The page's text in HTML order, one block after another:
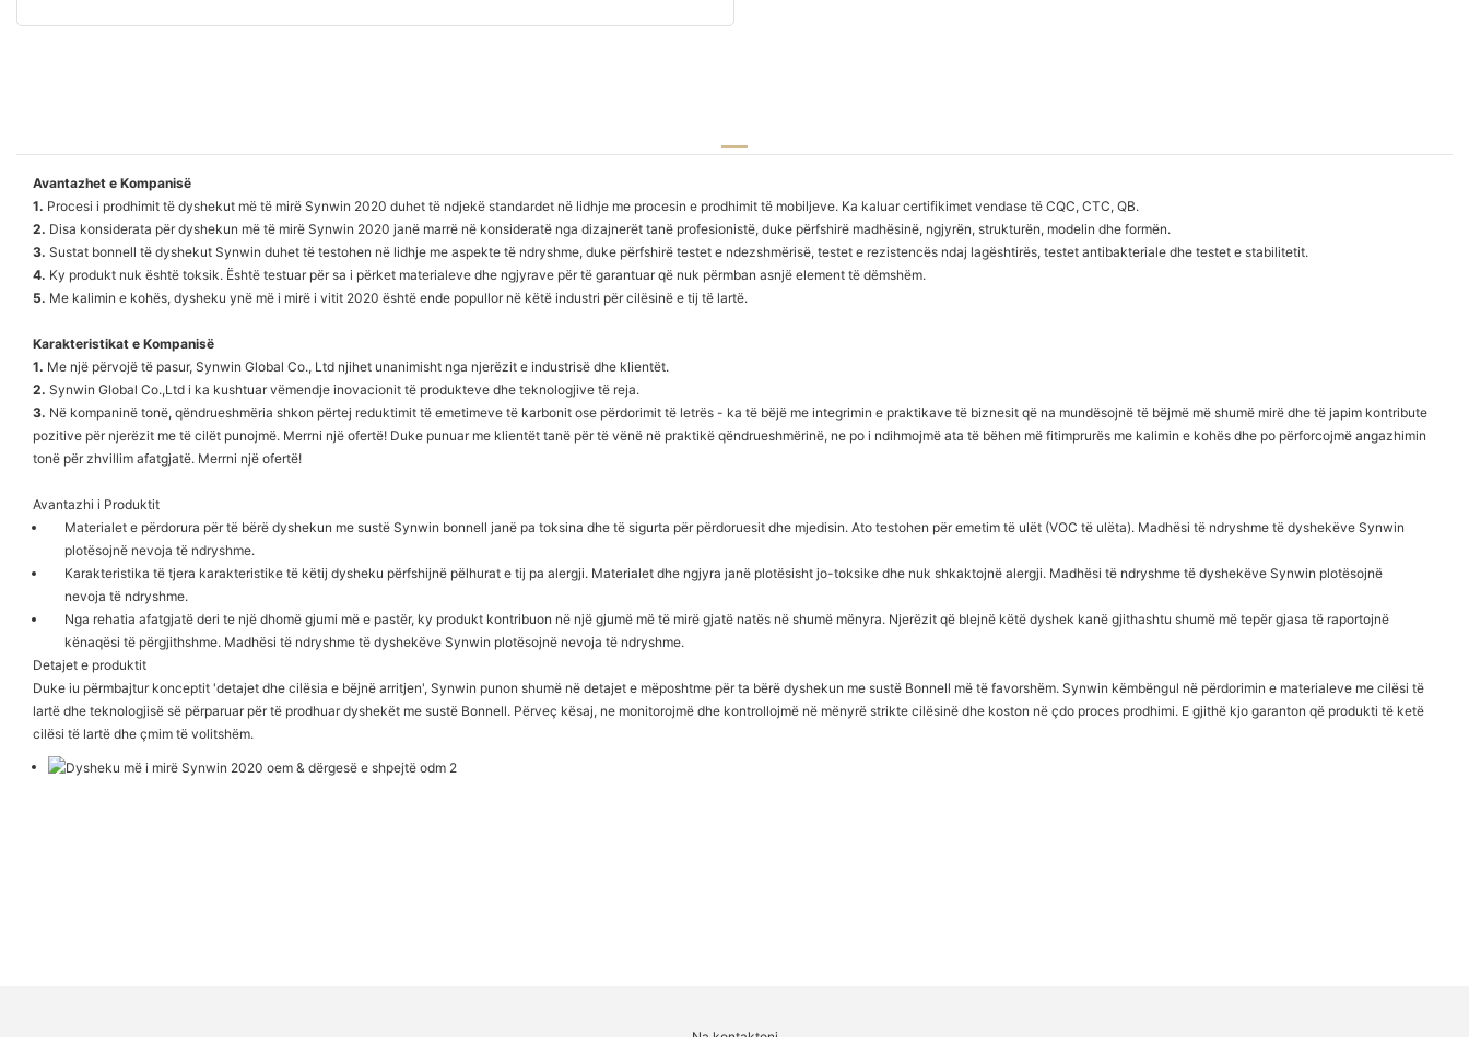
Avantazhet e Kompanisë
1. Procesi i prodhimit të dyshekut më të mirë Synwin 2020 duhet të ndjekë standardet në lidhje me procesin e prodhimit të mobiljeve. Ka kaluar certifikimet vendase të CQC, CTC, QB.
2. Disa konsiderata për dyshekun më të mirë Synwin 2020 janë marrë në konsideratë nga dizajnerët tanë profesionistë, duke përfshirë madhësinë, ngjyrën, strukturën, modelin dhe formën.
3. Sustat bonnell të dyshekut Synwin duhet të testohen në lidhje me aspekte të ndryshme, duke përfshirë testet e ndezshmërisë, testet e rezistencës ndaj lagështirës, testet antibakteriale dhe testet e stabilitetit.
4. Ky produkt nuk është toksik. Është testuar për sa i përket materialeve dhe ngjyrave për të garantuar që nuk përmban asnjë element të dëmshëm.
5. Me kalimin e kohës, dysheku ynë më i mirë i vitit 2020 është ende popullor në këtë industri për cilësinë e tij të lartë.
Karakteristikat e Kompanisë
1. Me një përvojë të pasur, Synwin Global Co., Ltd njihet unanimisht nga njerëzit e industrisë dhe klientët.
2. Synwin Global Co.,Ltd i ka kushtuar vëmendje inovacionit të produkteve dhe teknologjive të reja.
3. Në kompaninë tonë, qëndrueshmëria shkon përtej reduktimit të emetimeve të karbonit ose përdorimit të letrës - ka të bëjë me integrimin e praktikave të biznesit që na mundësojnë të bëjmë më shumë mirë dhe të japim kontribute
pozitive për njerëzit me të cilët punojmë. Merrni një ofertë! Duke punuar me klientët tanë për të vënë në praktikë qëndrueshmërinë, ne po i ndihmojmë ata të bëhen më fitimprurës me kalimin e kohës dhe po përforcojmë angazhimin
tonë për zhvillim afatgjatë. Merrni një ofertë!
Avantazhi i Produktit
Materialet e përdorura për të bërë dyshekun me sustë Synwin bonnell janë pa toksina dhe të sigurta për përdoruesit dhe mjedisin. Ato testohen për emetim të ulët (VOC të ulëta). Madhësi të ndryshme të dyshekëve Synwin
plotësojnë nevoja të ndryshme.
Karakteristika të tjera karakteristike të këtij dysheku përfshijnë pëlhurat e tij pa alergji. Materialet dhe ngjyra janë plotësisht jo-toksike dhe nuk shkaktojnë alergji. Madhësi të ndryshme të dyshekëve Synwin plotësojnë
nevoja të ndryshme.
Nga rehatia afatgjatë deri te një dhomë gjumi më e pastër, ky produkt kontribuon në një gjumë më të mirë gjatë natës në shumë mënyra. Njerëzit që blejnë këtë dyshek kanë gjithashtu shumë më tepër gjasa të raportojnë
kënaqësi të përgjithshme. Madhësi të ndryshme të dyshekëve Synwin plotësojnë nevoja të ndryshme.
Detajet e produktit
Duke iu përmbajtur konceptit 'detajet dhe cilësia e bëjnë arritjen', Synwin punon shumë në detajet e mëposhtme për ta bërë dyshekun me sustë Bonnell më të favorshëm. Synwin këmbëngul në përdorimin e materialeve me cilësi të
lartë dhe teknologjisë së përparuar për të prodhuar dyshekët me sustë Bonnell. Përveç kësaj, ne monitorojmë dhe kontrollojmë në mënyrë strikte cilësinë dhe koston në çdo proces prodhimi. E gjithë kjo garanton që produkti të ketë
cilësi të lartë dhe çmim të volitshëm.